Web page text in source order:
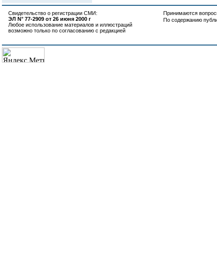
Свидетельство о регистрации СМИ:
ЭЛ N° 77-2909 от 26 июня 2000 г
Любое использование материалов и иллюстраций
возможно только по согласованию с редакцией
Принимаются
По содержанию